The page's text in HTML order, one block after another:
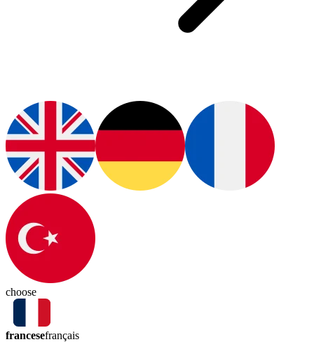
choose
francesefrançais